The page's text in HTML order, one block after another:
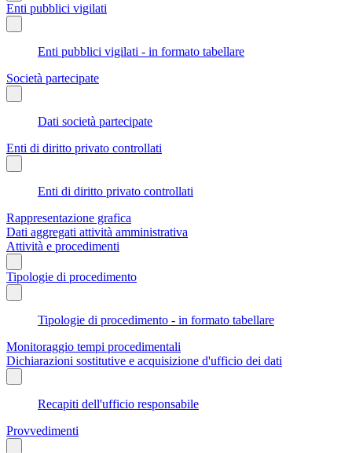
Enti pubblici vigilati
Enti pubblici vigilati - in formato tabellare
Società partecipate
Dati società partecipate
Enti di diritto privato controllati
Enti di diritto privato controllati
Rappresentazione grafica
Dati aggregati attività amministrativa
Attività e procedimenti
Tipologie di procedimento
Tipologie di procedimento - in formato tabellare
Monitoraggio tempi procedimentali
Dichiarazioni sostitutive e acquisizione d'ufficio dei dati
Recapiti dell'ufficio responsabile
Provvedimenti